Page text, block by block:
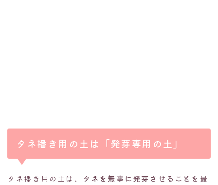
タネ播き用の土は「発芽専用の土」
タネ播き用の土は、 タネを無事に発芽させること を最